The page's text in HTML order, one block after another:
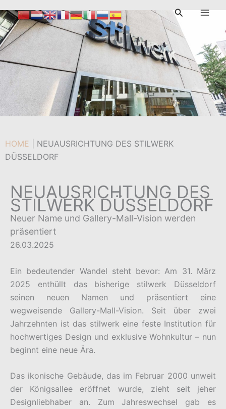
Inhalt
springen
Suchen
Vonadmin /26. März 2025
HOME
NEUAUSRICHTUNG DES STILWERK
DÜSSELDORF
NEUAUSRICHTUNG DES
STILWERK DÜSSELDORF
Neuer Name und Gallery-Mall-Vision werden
präsentiert
26.03.2025
Ein bedeutender Wandel steht bevor: Am 31. März
2025 enthüllt das bisherige stilwerk Düsseldorf
seinen neuen Namen und präsentiert eine
wegweisende Gallery-Mall-Vision. Seit über zwei
Jahrzehnten ist das stilwerk eine feste Institution für
hochwertiges Design und exklusive Wohnkultur – nun
beginnt eine neue Ära.
Das ikonische Gebäude, das im Februar 2000 unweit
der Königsallee eröffnet wurde, zieht seit jeher
Designliebhaber an. Zum Jahreswechsel gab es